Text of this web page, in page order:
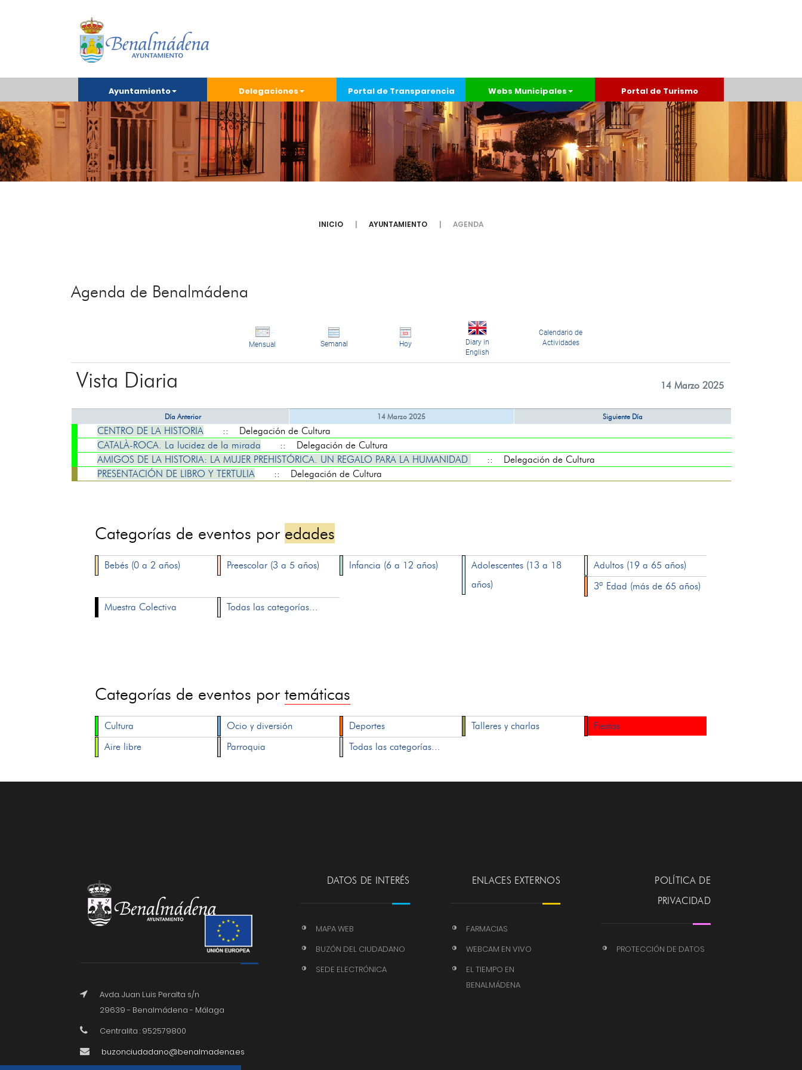
Ayuntamiento Delegaciones Portal de Transparencia Webs Municipales Portal de Turismo
INICIO AYUNTAMIENTO AGENDA
Agenda de Benalmádena
Mensual Semanal Hoy
Diary in
English
Calendario de
Actividades
Vista Diaria 14 Marzo 2025
Día Anterior 14 Marzo 2025 Siguiente Día
CENTRO DE LA HISTORIA
:: Delegación de Cultura
CATALÀ-ROCA. La lucidez de la mirada
:: Delegación de Cultura
AMIGOS DE LA HISTORIA: LA MUJER PREHISTÓRICA. UN REGALO PARA LA HUMANIDAD
:: Delegación de Cultura
PRESENTACIÓN DE LIBRO Y TERTULIA
:: Delegación de Cultura
Categorías de eventos por edades
Bebés (0 a 2 años) Preescolar (3 a 5 años) Infancia (6 a 12 años)
Adolescentes (13 a 18
años)
Adultos (19 a 65 años)
3ª Edad (más de 65 años)
Muestra Colectiva
Todas las categorías...
Categorías de eventos portemáticas
Cultura Ocio y diversión Deportes Talleres y charlas
Fiestas
Aire libre
Parroquia Todas las categorías...
Avda. Juan Luis Peralta s/n
29639 - Benalmádena - Málaga
Centralita : 952579800
buzonciudadano@benalmadena.es
DATOS DE INTERÉS
MAPA WEB
BUZÓN DEL CIUDADANO
SEDE ELECTRÓNICA
ENLACES EXTERNOS
FARMACIAS
WEBCAM EN VIVO
EL TIEMPO EN
BENALMÁDENA
POLÍTICA DE
PRIVACIDAD
PROTECCIÓN DE DATOS